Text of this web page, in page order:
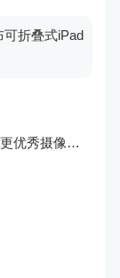
可折叠式iPad
Sony Xperia 3将推出更高品质音频和更优秀摄像技术